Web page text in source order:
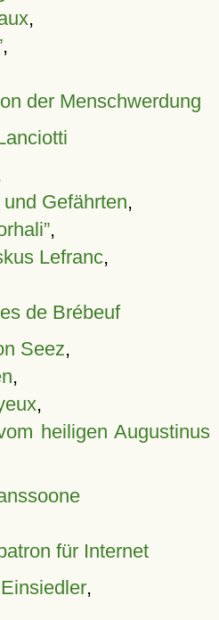
,
,
der Menschwerdung
Gefährten,
,
Lefranc,
de Brébeuf
Seez,
,
,
heiligen Augustinus
für Internet
,